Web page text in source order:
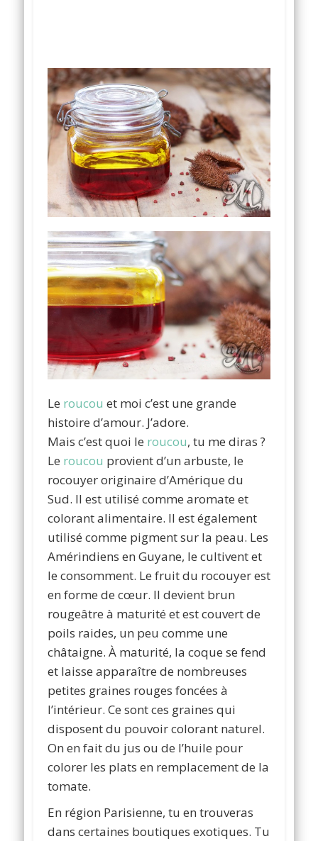
Le roucou et moi c’est une grande
histoire d’amour. J’adore.
Mais c’est quoi le roucou, tu me diras ?
Le roucou provient d’un arbuste, le
rocouyer originaire d’Amérique du
Sud. Il est utilisé comme aromate et
colorant alimentaire. Il est également
utilisé comme pigment sur la peau. Les
Amérindiens en Guyane, le cultivent et
le consomment. Le fruit du rocouyer est
en forme de cœur. Il devient brun
rougeâtre à maturité et est couvert de
poils raides, un peu comme une
châtaigne. À maturité, la coque se fend
et laisse apparaître de nombreuses
petites graines rouges foncées à
l’intérieur. Ce sont ces graines qui
disposent du pouvoir colorant naturel.
On en fait du jus ou de l’huile pour
colorer les plats en remplacement de la
tomate.
En région Parisienne, tu en trouveras
dans certaines boutiques exotiques. Tu